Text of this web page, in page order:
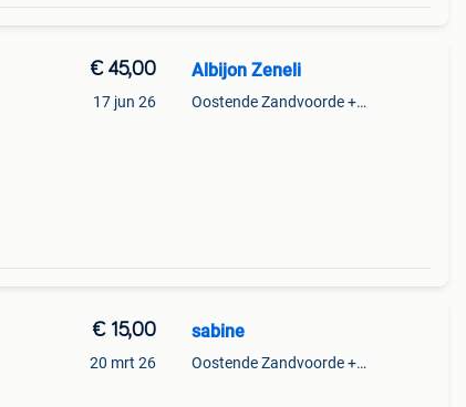
€ 45,00
17 jun 26
Albijon Zeneli
Oostende Zandvoorde +Oostende
€ 15,00
20 mrt 26
sabine
Oostende Zandvoorde +Oostende